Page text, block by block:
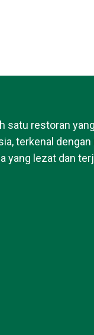
satu restoran
terkenal
yang lezat dan